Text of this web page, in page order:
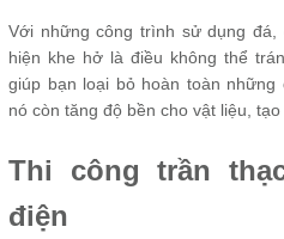
Với những công trình sử dụng
hiện khe hở là điều không thể
giúp bạn loại bỏ hoàn toàn
nó còn tăng độ bền cho vật liệu,
Thi công trần
điện